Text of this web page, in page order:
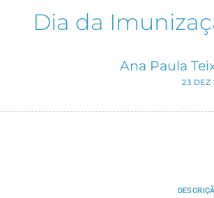
Dia da
Ana Paula
23 DEZ